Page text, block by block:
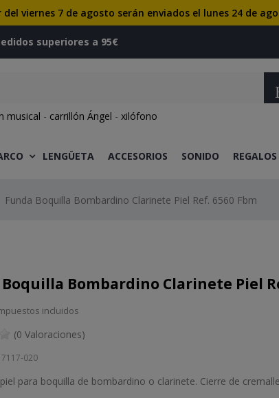
viernes 7 de agosto serán enviados el lunes 24 de
superiores a 95€
musical - carrillón Ángel - xilófono
LENGÜETA ACCESORIOS SONIDO
Funda Boquilla Bombardino Clarinete Piel Ref. 6560 Fbm
Bombardino Clarinete Piel
incluidos
(0 Valoraciones)
7117-020
para boquilla de bombardino o clarinete. Cierre de